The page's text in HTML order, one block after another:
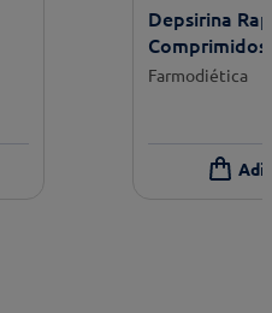
Depsirina
Comprimidos
Farmodiética